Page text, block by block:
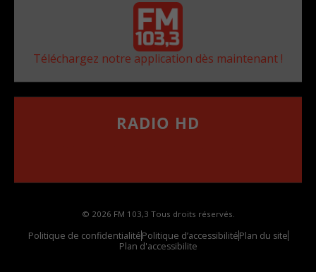
Téléchargez notre application dès maintenant !
RADIO HD
© 2026 FM 103,3 Tous droits réservés.
Politique de confidentialitéPolitique d’accessibilitéPlan du site
Plan d'accessibilite